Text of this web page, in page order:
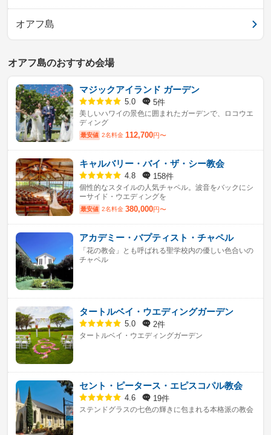
オアフ島
オアフ島のおすすめ会場
マジックアイランド ガーデン
5.0 5件
美しいハワイの景色に囲まれたガーデンで、ロコウエ
ディング
最安値 2名料金 112,700円〜
キャルバリー・バイ・ザ・シー教会
4.8 158件
個性的なスタイルの人気チャペル。波音をバックにシ
ーサイド・ウエディングを
最安値 2名料金 380,000円〜
アカデミー・バプティスト・チャペル
「花の教会」とも呼ばれる聖学校内の優しい色合いの
チャペル
タートルベイ・ウエディングガーデン
5.0 2件
タートルベイ・ウエディングガーデン
セント・ピータース・エピスコパル教会
4.6 19件
ステンドグラスの七色の輝きに包まれる本格派の教会